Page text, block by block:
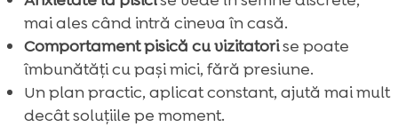
mai ales când intră cineva în casă.
Comportament pisică cu vizitatorise poate
îmbunătăți cu pași mici, fără presiune.
Un plan practic, aplicat constant, ajută mai mult
decât soluțiile pe moment.